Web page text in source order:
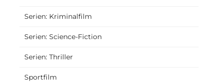
Serien: Kriminalfilm
Serien: Science-Fiction
Serien: Thriller
Sportfilm